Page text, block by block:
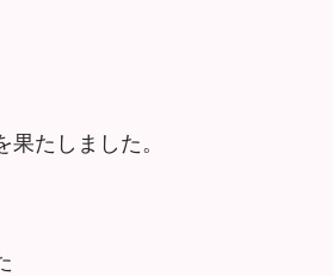
たしました。